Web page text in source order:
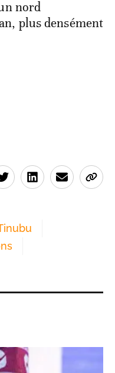
nord
plus densément